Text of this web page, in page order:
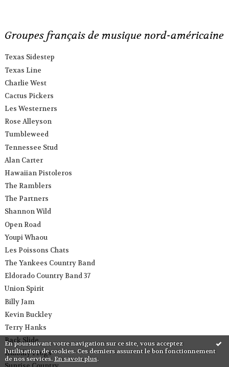
En poursuivant votre navigation sur ce site, vous acceptez
l'utilisation de cookies. Ces derniers assurent le bon fonctionnement
de nos services. En savoir plus.
Groupes français de musique nord-américaine
Texas Sidestep
Texas Line
Charlie West
Cactus Pickers
Les Westerners
Rose Alleyson
Tumbleweed
Tennessee Stud
Alan Carter
Hawaiian Pistoleros
The Ramblers
The Partners
Shannon Wild
Open Road
Youpi Whaou
Les Poissons Chats
The Yankees Country Band
Eldorado Country Band 37
Union Spirit
Billy Jam
Kevin Buckley
Terry Hanks
Back Slide
Hillbilly Frogs